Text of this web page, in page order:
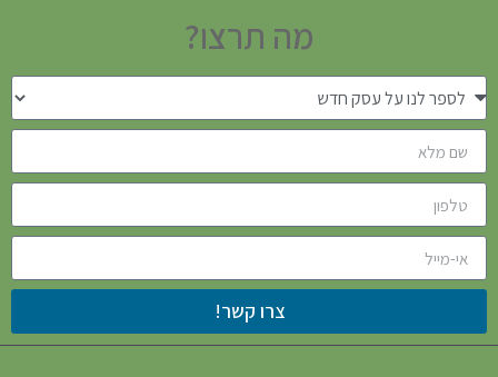
מה תרצו?
צרו קשר!